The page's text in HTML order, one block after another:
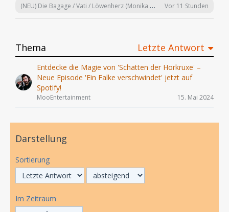
(NEU) Die Bagage / Vati / Löwenherz (Monika Helfer) hr 2024 Vor 11 Stunden
Thema Letzte Antwort
Entdecke die Magie von 'Schatten der Horkruxe' –
Neue Episode 'Ein Falke verschwindet' jetzt auf
Spotify!
MooEntertainment 15. Mai 2024
Darstellung
Sortierung
Im Zeitraum